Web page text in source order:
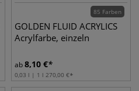
85 Farben
GOLDEN FLUID ACRYLICS
Acrylfarbe, einzeln
ab8,10 €
0,03 l | 1 l 270,00 €